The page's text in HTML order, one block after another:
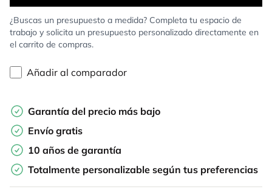
¿Buscas un presupuesto a medida? Completa tu espacio de
trabajo y solicita un presupuesto personalizado directamente en
el carrito de compras.
Añadir al comparador
Garantía del precio más bajo
Envío gratis
10 años de garantía
Totalmente personalizable según tus preferencias